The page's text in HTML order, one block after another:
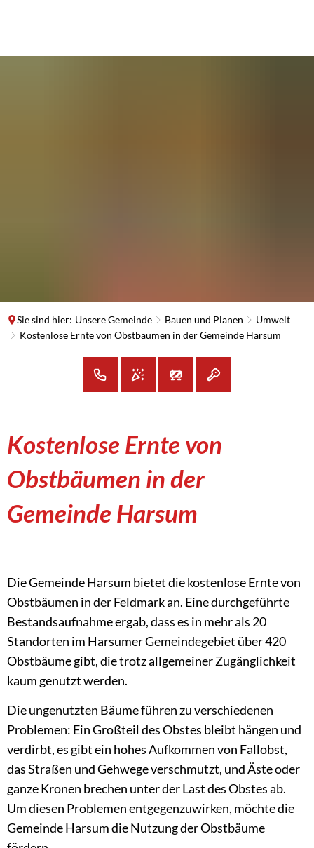
Sie sind hier: Unsere Gemeinde Bauen und Planen
Umwelt
Kostenlose Ernte von Obstbäumen in der Gemeinde Harsum
Kostenlose Ernte von
Obstbäumen in der
Gemeinde Harsum
Die Gemeinde Harsum bietet die kostenlose Ernte von
Obstbäumen in der Feldmark an. Eine durchgeführte
Bestandsaufnahme ergab, dass es in mehr als 20
Standorten im Harsumer Gemeindegebiet über 420
Obstbäume gibt, die trotz allgemeiner Zugänglichkeit
kaum genutzt werden.
Die ungenutzten Bäume führen zu verschiedenen
Problemen: Ein Großteil des Obstes bleibt hängen und
verdirbt, es gibt ein hohes Aufkommen von Fallobst,
das Straßen und Gehwege verschmutzt, und Äste oder
ganze Kronen brechen unter der Last des Obstes ab.
Um diesen Problemen entgegenzuwirken, möchte die
Gemeinde Harsum die Nutzung der Obstbäume